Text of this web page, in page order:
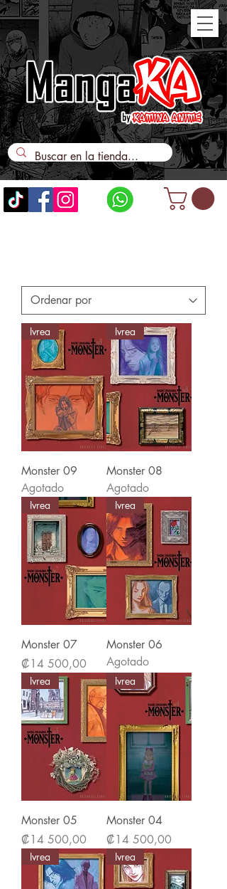
Ivrea
Monster 09
Agotado
Ivrea
Monster 08
Agotado
Ivrea
Monster 07
Precio
₡14 500,00
Ivrea
Monster 06
Agotado
Ivrea
Monster 05
Precio
₡14 500,00
Ivrea
Monster 04
Precio
₡14 500,00
Ivrea Ivrea